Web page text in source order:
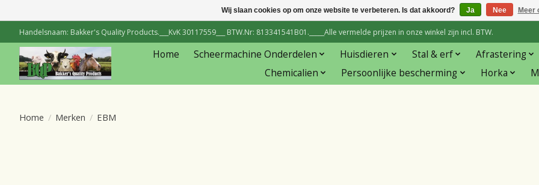
Handelsnaam: Bakker's Quality Products.___KvK 30117559___ BTW.Nr: 813341541B01._____Alle vermelde prijzen in onze winkel zijn incl. BTW.
Home Scheermachine Onderdelen Huisdieren Stal & erf Afrastering
Chemicalien
Persoonlijke bescherming Horka
Home / Merken / EBM
Wij slaan cookies op om onze website te verbeteren. Is dat akkoord? Ja Nee Meer